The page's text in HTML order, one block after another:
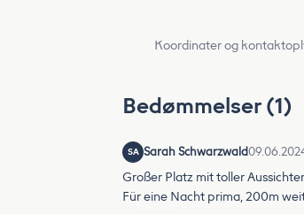
Koordinater og
Bedømmelser (1)
SA Sarah Schwarzwald
Großer Platz mit toller
Für eine Nacht prima, 200m